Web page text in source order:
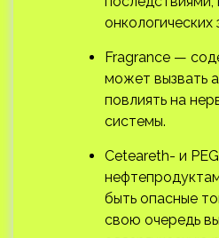
онкологических
Fragrance —
может вызвать
повлиять на
системы.
Ceteareth- и
быть опасные
свою очередь